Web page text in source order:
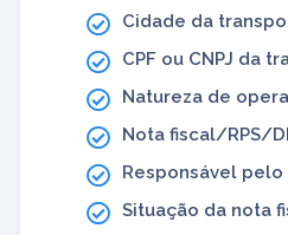
Cidade da
CPF ou CNPJ da
Natureza de
Nota fiscal/RPS/
Responsável
Situação da nota